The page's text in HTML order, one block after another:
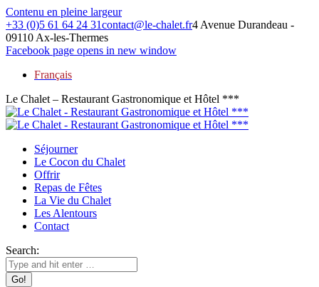
Contenu en pleine largeur
+33 (0)5 61 64 24 31contact@le-chalet.fr4 Avenue Durandeau -
09110 Ax-les-Thermes
Facebook page opens in new window
Français
Le Chalet – Restaurant Gastronomique et Hôtel ***
Séjourner
Le Cocon du Chalet
Offrir
Repas de Fêtes
La Vie du Chalet
Les Alentours
Contact
Search: